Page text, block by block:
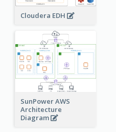
Cloudera EDH
SunPower AWS
Architecture
Diagram